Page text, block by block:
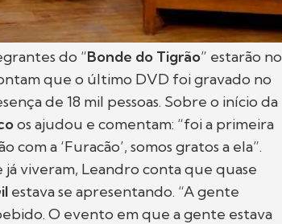
do “Bonde do Tigrão” estarão no
que o último DVD foi gravado no
de 18 mil pessoas. Sobre o início da
os ajudou e comentam: “foi a primeira
a ‘Furacão’, somos gratos a ela”.
viveram, Leandro conta que quase
estava se apresentando. “A gente
O evento em que a gente estava